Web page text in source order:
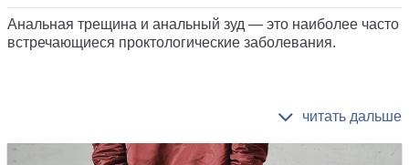
Анальная трещина и анальный зуд — это наиболее часто
встречающиеся проктологические заболевания.